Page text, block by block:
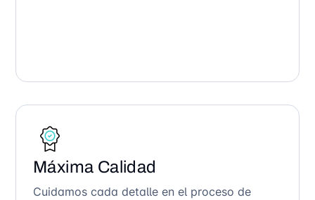
Máxima Calidad
Cuidamos cada detalle en el proceso de